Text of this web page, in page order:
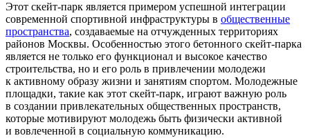
Этот скейт-парк является примером успешной интеграции
современной спортивной инфраструктуры в общественные
пространства, создаваемые на отчужденных территориях
районов Москвы. Особенностью этого бетонного скейт-парка
является не только его функционал и высокое качество
строительства, но и его роль в привлечении молодежи
к активному образу жизни и занятиям спортом. Молодежные
площадки, такие как этот скейт-парк, играют важную роль
в создании привлекательных общественных пространств,
которые мотивируют молодежь быть физически активной
и вовлеченной в социальную коммуникацию.